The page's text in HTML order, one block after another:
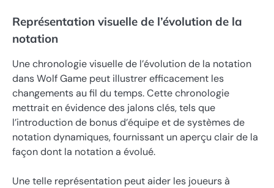
Représentation visuelle de l’évolution de la
notation
Une chronologie visuelle de l’évolution de la notation
dans Wolf Game peut illustrer efficacement les
changements au fil du temps. Cette chronologie
mettrait en évidence des jalons clés, tels que
l’introduction de bonus d’équipe et de systèmes de
notation dynamiques, fournissant un aperçu clair de la
façon dont la notation a évolué.
Une telle représentation peut aider les joueurs à